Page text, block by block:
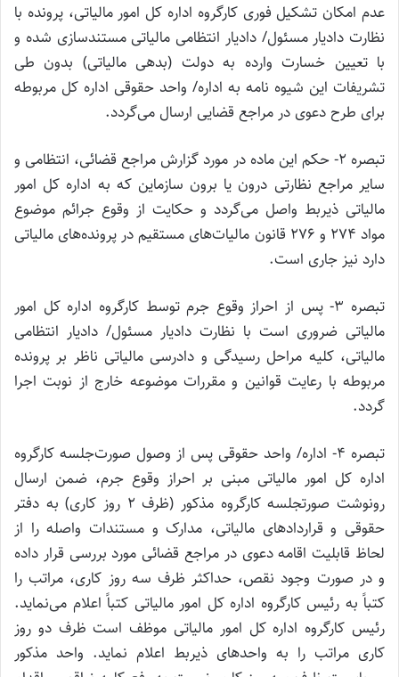
عدم امکان تشکیل فوری کارگروه اداره کل امور مالیاتی، پرونده با
نظارت دادیار مسئول/ دادیار انتظامی مالیاتی مستندسازی شده و
با تعیین خسارت وارده به دولت (بدهی مالیاتی) بدون طی
تشریفات این شیوه نامه به اداره/ واحد حقوقی اداره کل مربوطه
برای طرح دعوی در مراجع قضایی ارسال می‌گردد.
تبصره ۲- حکم این ماده در مورد گزارش مراجع قضائی، انتظامی و
سایر مراجع نظارتی درون یا برون سازماین که به اداره کل امور
مالیاتی ذیربط واصل می‌گردد و حکایت از وقوع جرائم موضوع
مواد ۲۷۴ و ۲۷۶ قانون مالیات‌های مستقیم در پرونده‌های مالیاتی
دارد نیز جاری است.
تبصره ۳- پس از احراز وقوع جرم توسط کارگروه اداره کل امور
مالیاتی ضروری است با نظارت دادیار مسئول/ دادیار انتظامی
مالیاتی، کلیه مراحل رسیدگی و دادرسی مالیاتی ناظر بر پرونده
مربوطه با رعایت قوانین و مقررات موضوعه خارج از نوبت اجرا
گردد.
تبصره ۴- اداره/ واحد حقوقی پس از وصول صورت‌جلسه کارگروه
اداره کل امور مالیاتی مبنی بر احراز وقوع جرم، ضمن ارسال
رونوشت صورتجلسه کارگروه مذکور (ظرف ۲ روز کاری) به دفتر
حقوقی و قراردادهای مالیاتی، مدارک و مستندات واصله را از
لحاظ قابلیت اقامه دعوی در مراجع قضائی مورد بررسی قرار داده
و در صورت وجود نقص، حداکثر ظرف سه روز کاری، مراتب را
کتباً به رئیس کارگروه اداره کل امور مالیاتی کتباً اعلام می‌نماید.
رئیس کارگروه اداره کل امور مالیاتی موظف است ظرف دو روز
کاری مراتب را به واحدهای ذیربط اعلام نماید. واحد مذکور